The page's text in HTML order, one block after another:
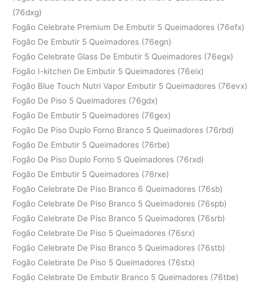
(76dxg)
Fogão Celebrate Premium De Embutir 5 Queimadores (76efx)
Fogão De Embutir 5 Queimadores (76egn)
Fogão Celebrate Glass De Embutir 5 Queimadores (76egx)
Fogão I-kitchen De Embutir 5 Queimadores (76eix)
Fogão Blue Touch Nutri Vapor Embutir 5 Queimadores (76evx)
Fogão De Piso 5 Queimadores (76gdx)
Fogão De Embutir 5 Queimadores (76gex)
Fogão De Piso Duplo Forno Branco 5 Queimadores (76rbd)
Fogão De Embutir 5 Queimadores (76rbe)
Fogão De Piso Duplo Forno 5 Queimadores (76rxd)
Fogão De Embutir 5 Queimadores (76rxe)
Fogão Celebrate De Piso Branco 6 Queimadores (76sb)
Fogão Celebrate De Piso Branco 5 Queimadores (76spb)
Fogão Celebrate De Piso Branco 5 Queimadores (76srb)
Fogão Celebrate De Piso 5 Queimadores (76srx)
Fogão Celebrate De Piso Branco 5 Queimadores (76stb)
Fogão Celebrate De Piso 5 Queimadores (76stx)
Fogão Celebrate De Embutir Branco 5 Queimadores (76tbe)